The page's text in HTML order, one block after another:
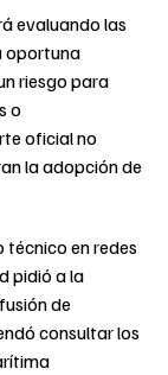
evaluando las
oportuna
riesgo para
o
oficial no
la adopción de
técnico en redes
pidió a la
de
consultar los